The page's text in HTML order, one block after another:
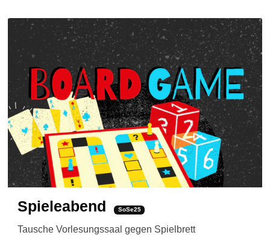
Spieleabend SoSe25
Tausche Vorlesungssaal gegen Spielbrett